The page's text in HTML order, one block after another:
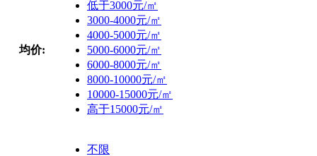
均价:
低于3000元/㎡
3000-4000元/㎡
4000-5000元/㎡
5000-6000元/㎡
6000-8000元/㎡
8000-10000元/㎡
10000-15000元/㎡
高于15000元/㎡
不限